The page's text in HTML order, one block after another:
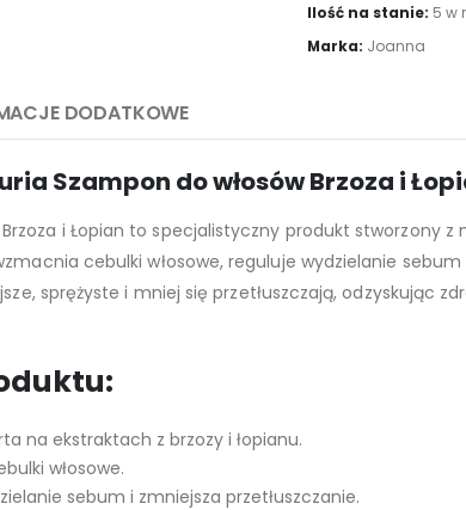
Ilość na stanie: 5 w
Marka: Joanna
DODATKOWE
Szampon do włosów Brzoza i
i Łopian to specjalistyczny produkt stworzony
cebulki włosowe, reguluje wydzielanie
sprężyste i mniej się przetłuszczają, odzyskując
na ekstraktach z brzozy i łopianu.
włosowe.
sebum i zmniejsza przetłuszczanie.